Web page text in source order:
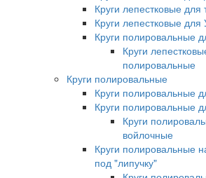
Круги лепестковые для
Круги лепестковые
Круги полировальные
Круги
полировальные
Круги полировальные
Круги полировальные
Круги полировальные
Круги
войлочные
Круги полировальные
под "липучку"